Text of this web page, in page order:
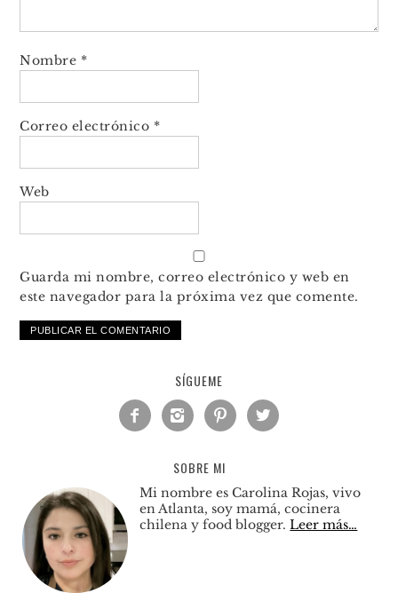
Nombre *
Correo electrónico *
Web
Guarda mi nombre, correo electrónico y web en
este navegador para la próxima vez que comente.
SÍGUEME
   
SOBRE MI
Mi nombre es Carolina Rojas, vivo
en Atlanta, soy mamá, cocinera
chilena y food blogger.Leer más…